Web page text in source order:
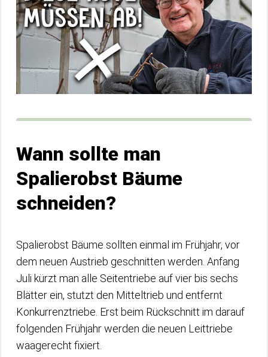
Wann sollte man
Spalierobst Bäume
schneiden?
Spalierobst Bäume sollten einmal im Frühjahr, vor
dem neuen Austrieb geschnitten werden. Anfang
Juli kürzt man alle Seitentriebe auf vier bis sechs
Blätter ein, stutzt den Mitteltrieb und entfernt
Konkurrenztriebe. Erst beim Rückschnitt im darauf
folgenden Frühjahr werden die neuen Leittriebe
waagerecht fixiert.